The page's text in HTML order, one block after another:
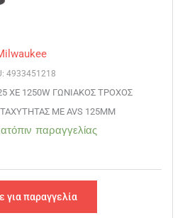
4933451218
XE 1250W ΓΩΝΙΑΚΟΣ ΤΡΟΧΟΣ
ΜΕ AVS 125ΜΜ
παραγγελίας
για παραγγελία